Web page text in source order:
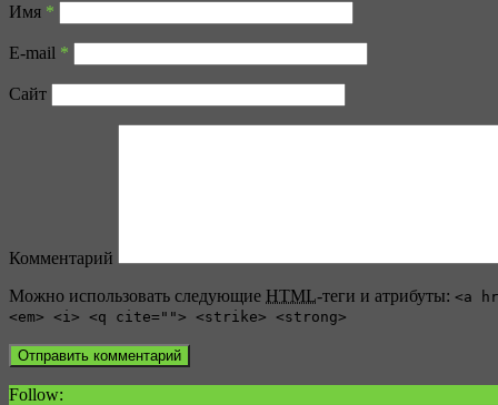
Имя *
E-mail *
Сайт
Комментарий
Можно использовать следующие HTML-теги и атрибуты: <a
<em> <i> <q cite=""> <strike> <strong>
Follow: